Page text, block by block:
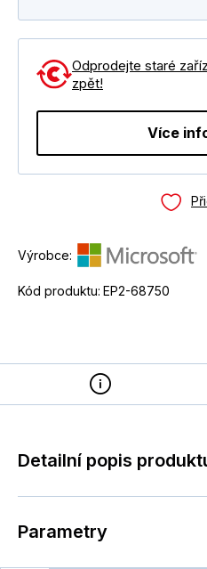
Odprodejte staré
zpět!
Více
Výrobce:
Kód produktu: EP2-68750
Detailní popis
Parametry